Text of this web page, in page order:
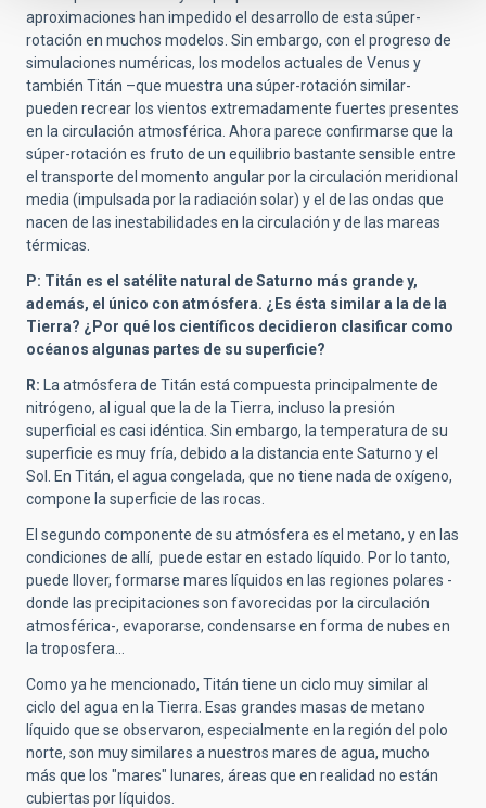
aproximaciones han impedido el desarrollo de esta súper-
rotación en muchos modelos. Sin embargo, con el progreso de
simulaciones numéricas, los modelos actuales de Venus y
también Titán –que muestra una súper-rotación similar-
pueden recrear los vientos extremadamente fuertes presentes
en la circulación atmosférica. Ahora parece confirmarse que la
súper-rotación es fruto de un equilibrio bastante sensible entre
el transporte del momento angular por la circulación meridional
media (impulsada por la radiación solar) y el de las ondas que
nacen de las inestabilidades en la circulación y de las mareas
térmicas.
P: Titán es el satélite natural de Saturno más grande y,
además, el único con atmósfera. ¿Es ésta similar a la de la
Tierra? ¿Por qué los científicos decidieron clasificar como
océanos algunas partes de su superficie?
R: La atmósfera de Titán está compuesta principalmente de
nitrógeno, al igual que la de la Tierra, incluso la presión
superficial es casi idéntica. Sin embargo, la temperatura de su
superficie es muy fría, debido a la distancia ente Saturno y el
Sol. En Titán, el agua congelada, que no tiene nada de oxígeno,
compone la superficie de las rocas.
El segundo componente de su atmósfera es el metano, y en las
condiciones de allí, puede estar en estado líquido. Por lo tanto,
puede llover, formarse mares líquidos en las regiones polares -
donde las precipitaciones son favorecidas por la circulación
atmosférica-, evaporarse, condensarse en forma de nubes en
la troposfera…
Como ya he mencionado, Titán tiene un ciclo muy similar al
ciclo del agua en la Tierra. Esas grandes masas de metano
líquido que se observaron, especialmente en la región del polo
norte, son muy similares a nuestros mares de agua, mucho
más que los "mares" lunares, áreas que en realidad no están
cubiertas por líquidos.